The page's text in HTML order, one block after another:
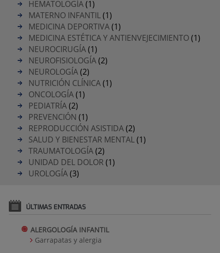
HEMATOLOGÍA(1)
MATERNO INFANTIL(1)
MEDICINA DEPORTIVA(1)
MEDICINA ESTÉTICA Y ANTIENVEJECIMIENTO(1)
NEUROCIRUGÍA(1)
NEUROFISIOLOGÍA(2)
NEUROLOGÍA(2)
NUTRICIÓN CLÍNICA(1)
ONCOLOGÍA(1)
PEDIATRÍA(2)
PREVENCIÓN (1)
REPRODUCCIÓN ASISTIDA(2)
SALUD Y BIENESTAR MENTAL(1)
TRAUMATOLOGÍA(2)
UNIDAD DEL DOLOR(1)
UROLOGÍA(3)
ÚLTIMAS ENTRADAS
ALERGOLOGÍA INFANTIL
Garrapatas y alergia